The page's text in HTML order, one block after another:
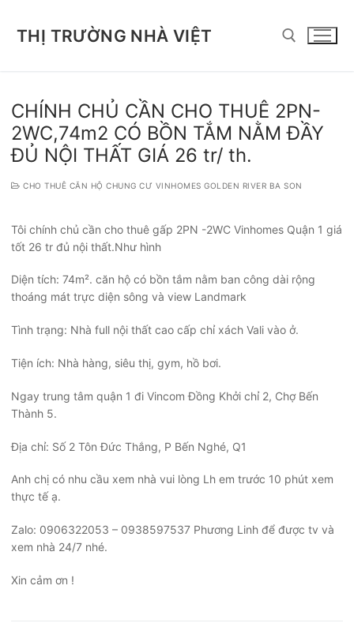
THỊ TRƯỜNG NHÀ VIỆT
Tìm kiếm cho:
CHÍNH CHỦ CẦN CHO THUÊ 2PN-
2WC,74m2 CÓ BỒN TẮM NẰM ĐẦY
ĐỦ NỘI THẤT GIÁ 26 tr/ th.
CHO THUÊ CĂN HỘ CHUNG CƯ VINHOMES GOLDEN RIVER BA SON
Tôi chính chủ cần cho thuê gấp 2PN -2WC Vinhomes Quận 1 giá
tốt 26 tr đủ nội thất.Như hình
Diện tích: 74m². căn hộ có bồn tắm nằm ban công dài rộng
thoáng mát trực diện sông và view Landmark
Tình trạng: Nhà full nội thất cao cấp chỉ xách Vali vào ở.
Tiện ích: Nhà hàng, siêu thị, gym, hồ bơi.
Ngay trung tâm quận 1 đi Vincom Đồng Khởi chỉ 2, Chợ Bến
Thành 5.
Địa chỉ: Số 2 Tôn Đức Thắng, P Bến Nghé, Q1
Anh chị có nhu cầu xem nhà vui lòng Lh em trước 10 phút xem
thực tế ạ.
Zalo: 0906322053 – 0938597537 Phương Linh để được tv và
xem nhà 24/7 nhé.
Xin cảm ơn !